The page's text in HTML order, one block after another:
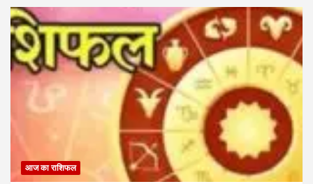
आज का राशिफल